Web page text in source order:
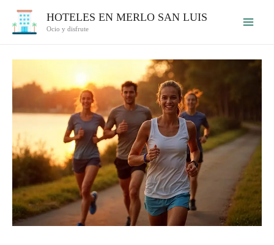
HOTELES EN MERLO SAN LUIS
Ocio y disfrute